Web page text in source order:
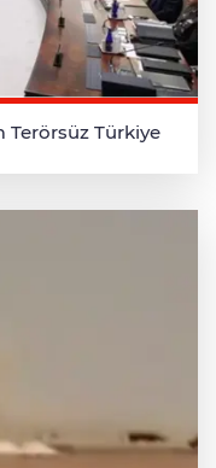
Terörsüz Türkiye